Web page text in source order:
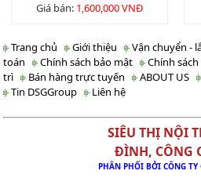
Giá bán: 1,600,000 VNĐ
Trang chủ Giới thiệu Vận chuyển -
toán
Chính sách bảo mật Chính
trì
Bán hàng trực tuyến ABOUT US
Tin DSGGroup
Liên hệ
SIÊU THỊ NỘI THẤT
ĐÌNH, CÔNG
PHÂN PHỐI BỞI CÔNG TY CỔ